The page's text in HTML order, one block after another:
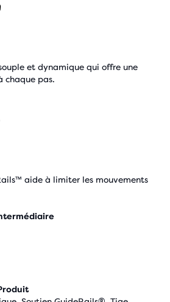
et dynamique qui offre une
chaque pas.
aide à limiter les mouvements